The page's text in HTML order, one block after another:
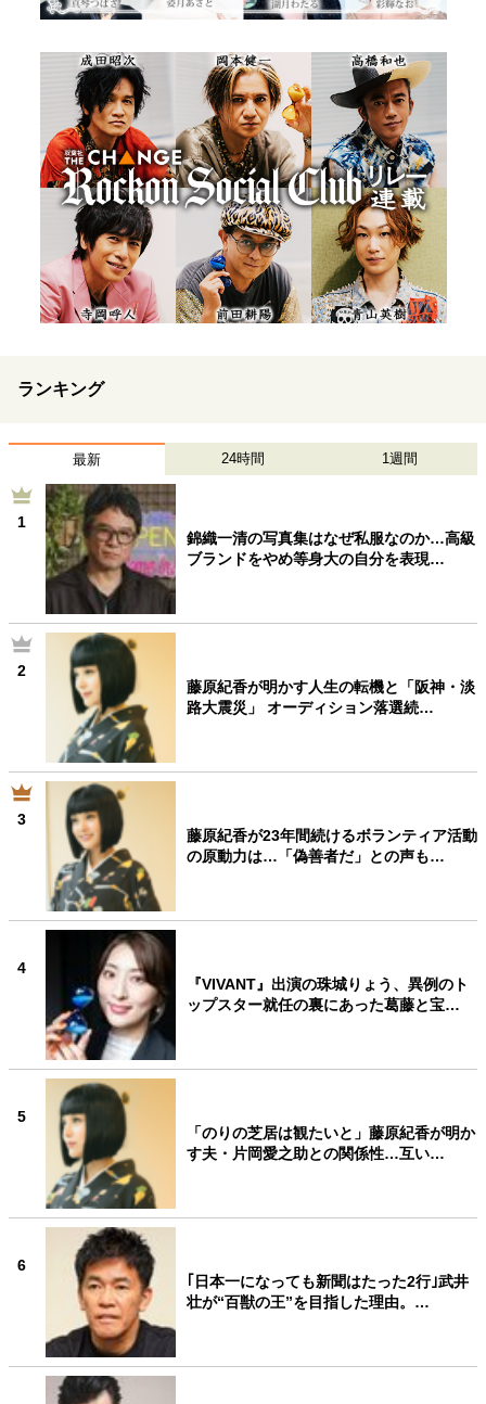
ランキング
最新 24時間 1週間
1
錦織一清の写真集はなぜ私服なのか…高級
ブランドをやめ等身大の自分を表現…
2
藤原紀香が明かす人生の転機と「阪神・淡
路大震災」 オーディション落選続…
3
藤原紀香が23年間続けるボランティア活動
の原動力は…「偽善者だ」との声も…
4
『VIVANT』出演の珠城りょう、異例のト
ップスター就任の裏にあった葛藤と宝…
5
「のりの芝居は観たいと」藤原紀香が明か
す夫・片岡愛之助との関係性…互い…
6
｢日本一になっても新聞はたった2行｣武井
壮が“百獣の王”を目指した理由。…